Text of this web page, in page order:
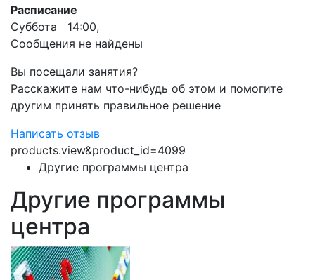
Расписание
Суббота 14:00,
Сообщения не найдены
Вы посещали занятия?
Расскажите нам что-нибудь об этом и помогите
другим принять правильное решение
Написать отзыв
products.view&product_id=4099
Другие программы центра
Другие программы
центра